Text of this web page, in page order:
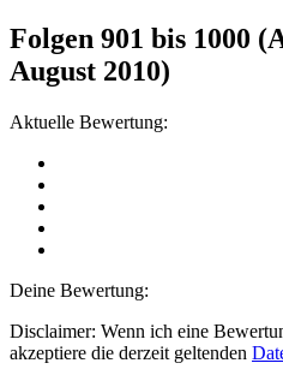
Folgen 901 bis 1000
August 2010)
Aktuelle Bewertung:
Deine Bewertung:
Disclaimer: Wenn ich eine
akzeptiere die derzeit geltenden